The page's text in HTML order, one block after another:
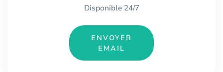
Disponible 24/7
ENVOYER
EMAIL